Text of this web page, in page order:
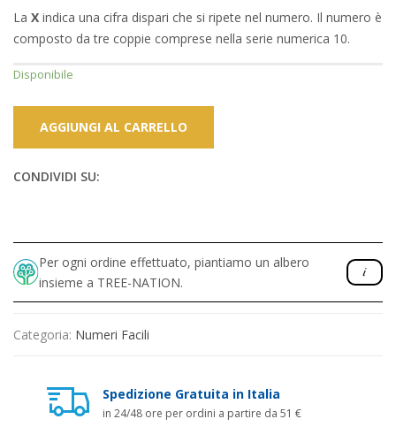
La X indica una cifra dispari che si ripete nel numero. Il numero è
composto da tre coppie comprese nella serie numerica 10.
Disponibile
AGGIUNGI AL CARRELLO
CONDIVIDI SU:
Per ogni ordine effettuato, piantiamo un albero
insieme a TREE-NATION.
Categoria: Numeri Facili
Spedizione Gratuita in Italia
in 24/48 ore per ordini a partire da 51 €